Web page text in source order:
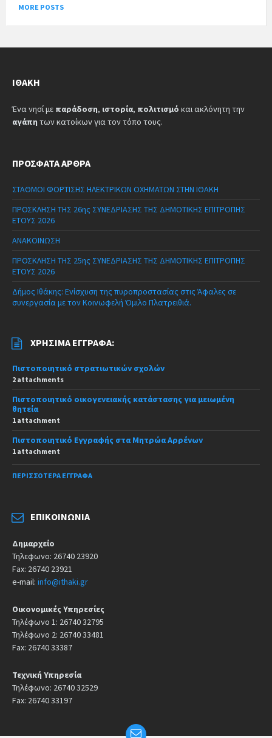
MORE POSTS
ΙΘΆΚΗ
Ένα νησί με παράδοση, ιστορία, πολιτισμό και ακλόνητη την
αγάπη των κατοίκων για τον τόπο τους.
ΠΡΌΣΦΑΤΑ ΆΡΘΡΑ
ΣΤΑΘΜΟΙ ΦΟΡΤΙΣΗΣ ΗΛΕΚΤΡΙΚΩΝ ΟΧΗΜΑΤΩΝ ΣΤΗΝ ΙΘΑΚΗ
ΠΡΟΣΚΛΗΣΗ ΤΗΣ 26ης ΣΥΝΕΔΡΙΑΣΗΣ ΤΗΣ ΔΗΜΟΤΙΚΗΣ ΕΠΙΤΡΟΠΗΣ
ΕΤΟΥΣ 2026
ΑΝΑΚΟΙΝΩΣΗ
ΠΡΟΣΚΛΗΣΗ ΤΗΣ 25ης ΣΥΝΕΔΡΙΑΣΗΣ ΤΗΣ ΔΗΜΟΤΙΚΗΣ ΕΠΙΤΡΟΠΗΣ
ΕΤΟΥΣ 2026
Δήμος Ιθάκης: Ενίσχυση της πυροπροστασίας στις Άφαλες σε
συνεργασία με τον Κοινωφελή Όμιλο Πλατρειθιά.
ΧΡΉΣΙΜΑ ΈΓΓΡΑΦΑ:
Πιστοποιητικό στρατιωτικών σχολών
2 attachments
Πιστοποιητικό οικογενειακής κατάστασης για μειωμένη
θητεία
1 attachment
Πιστοποιητικό Εγγραφής στα Μητρώα Αρρένων
1 attachment
ΠΕΡΙΣΣΌΤΕΡΑ ΈΓΓΡΑΦΑ
ΕΠΙΚΟΙΝΩΝΊΑ
Δημαρχείο
Τηλεφωνο: 26740 23920
Fax: 26740 23921
e-mail: info@ithaki.gr
Οικονομικές Υπηρεσίες
Τηλέφωνο 1: 26740 32795
Τηλέφωνο 2: 26740 33481
Fax: 26740 33387
Τεχνική Υπηρεσία
Τηλέφωνο: 26740 32529
Fax: 26740 33197